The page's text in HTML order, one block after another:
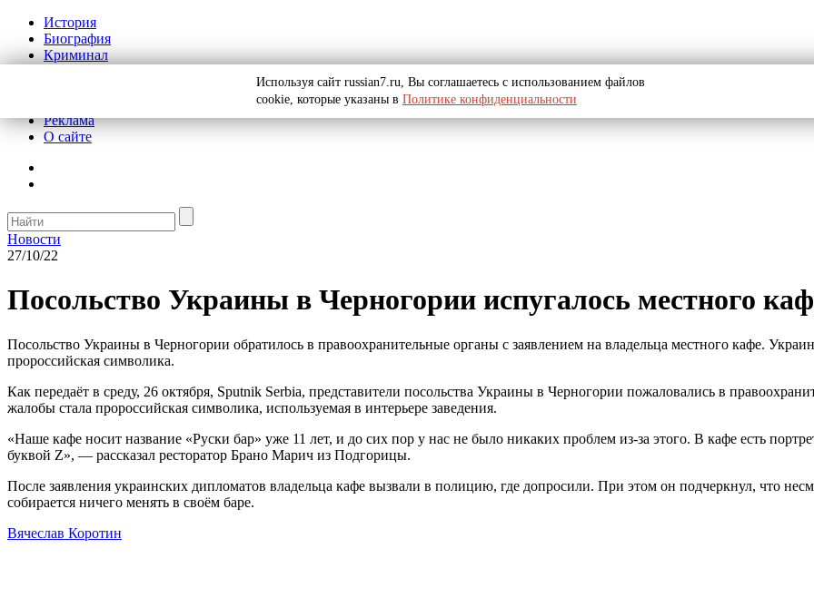
История
Биография
Криминал
Реклама
О сайте
Новости
27/10/22
Посольство Украины в Черногории испугалось местного
Посольство Украины в Черногории обратилось в правоохранительные органы с заявлением на владельца местного кафе.
пророссийская символика.
Как передаёт в среду, 26 октября, Sputnik Serbia, представители посольства Украины в Черногории пожаловались в
жалобы стала пророссийская символика, используемая в интерьере заведения.
«Наше кафе носит название «Руски бар» уже 11 лет, и до сих пор у нас не было никаких проблем из-за этого. В кафе есть
буквой Z», — рассказал ресторатор Брано Марич из Подгорицы.
После заявления украинских дипломатов владельца кафе вызвали в полицию, где допросили. При этом он подчеркнул, что
собирается ничего менять в своём баре.
Вячеслав Коротин
Используя сайт russian7.ru, Вы соглашаетесь с использованием файлов
cookie, которые указаны в Политике конфиденциальности